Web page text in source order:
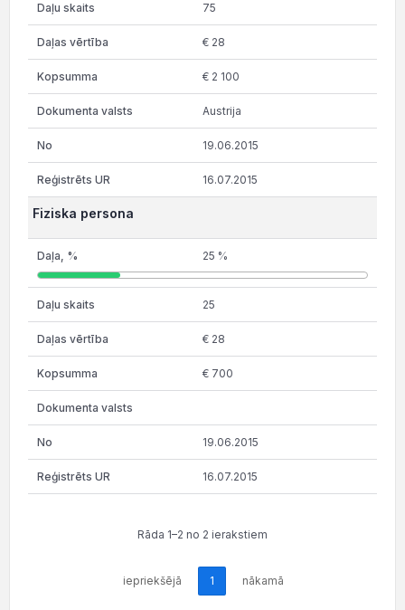
75
€ 28
€ 2 100
Austrija
19.06.2015
16.07.2015
Fiziska persona
25 %
25
€ 28
€ 700
19.06.2015
16.07.2015
Rāda 1–2 no 2 ierakstiem
iepriekšējā 1 nākamā